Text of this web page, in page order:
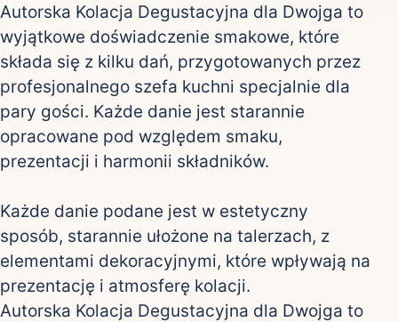
Autorska Kolacja Degustacyjna dla Dwojga to
wyjątkowe doświadczenie smakowe, które
składa się z kilku dań, przygotowanych przez
profesjonalnego szefa kuchni specjalnie dla
pary gości. Każde danie jest starannie
opracowane pod względem smaku,
prezentacji i harmonii składników.
Każde danie podane jest w estetyczny
sposób, starannie ułożone na talerzach, z
elementami dekoracyjnymi, które wpływają na
prezentację i atmosferę kolacji.
Autorska Kolacja Degustacyjna dla Dwojga to